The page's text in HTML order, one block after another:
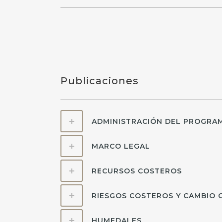
Publicaciones
ADMINISTRACIÓN DEL
MARCO LEGAL
RECURSOS COSTEROS
RIESGOS COSTEROS Y CAMBIO